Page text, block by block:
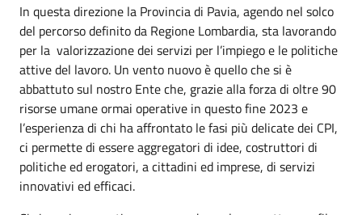
In questa direzione la Provincia di Pavia, agendo nel solco
del percorso definito da Regione Lombardia, sta lavorando
per la valorizzazione dei servizi per l’impiego e le politiche
attive del lavoro. Un vento nuovo è quello che si è
abbattuto sul nostro Ente che, grazie alla forza di oltre 90
risorse umane ormai operative in questo fine 2023 e
l’esperienza di chi ha affrontato le fasi più delicate dei CPI,
ci permette di essere aggregatori di idee, costruttori di
politiche ed erogatori, a cittadini ed imprese, di servizi
innovativi ed efficaci.